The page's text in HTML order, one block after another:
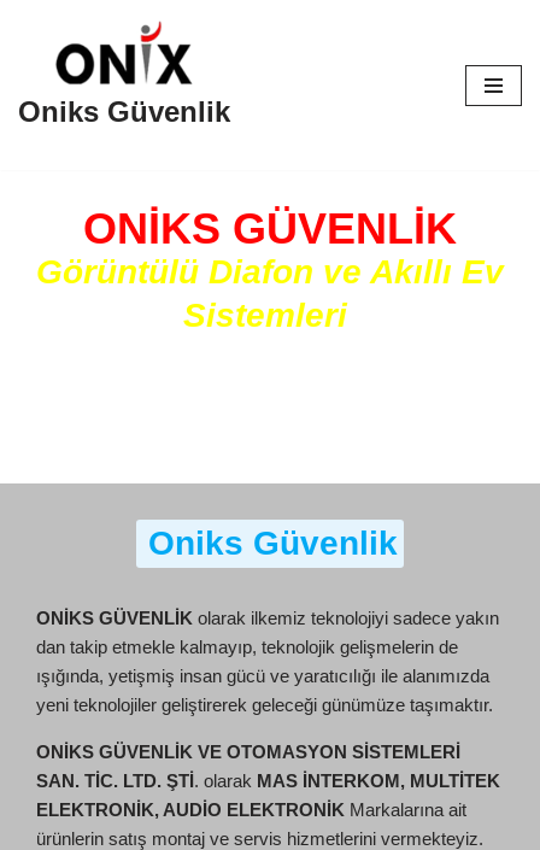
İçeriğe
Oniks Güvenlik
ONIKS GÜVENLIK
Görüntülü Diafon ve Akıllı Ev
Sistemleri
Oniks Güvenlik
ONİKS GÜVENLİK olarak ilkemiz teknolojiyi sadece yakın
dan takip etmekle kalmayıp, teknolojik gelişmelerin de
ışığında, yetişmiş insan gücü ve yaratıcılığı ile alanımızda
yeni teknolojiler geliştirerek geleceği günümüze taşımaktır.
ONİKS GÜVENLİK VE OTOMASYON SİSTEMLERİ
SAN. TİC. LTD. ŞTİ. olarak MAS İNTERKOM, MULTİTEK
ELEKTRONİK, AUDİO ELEKTRONİK Markalarına ait
ürünlerin satış montaj ve servis hizmetlerini vermekteyiz.